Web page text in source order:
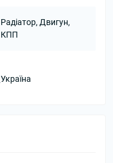
Радіатор, Двигун,
КПП
Україна